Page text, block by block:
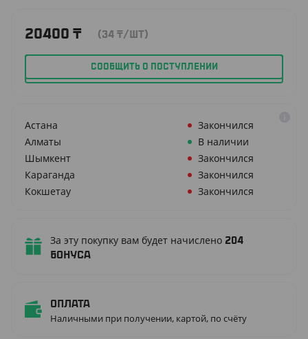
20400 ₸ (34 ₸/ШТ)
СООБЩИТЬ О ПОСТУПЛЕНИИ
Астана
Закончился
Алматы
В наличии
Шымкент
Закончился
Караганда
Закончился
Кокшетау
Закончился
За эту покупку вам будет начислено 204
бонуса
Оплата
Наличными при получении, картой, по счёту